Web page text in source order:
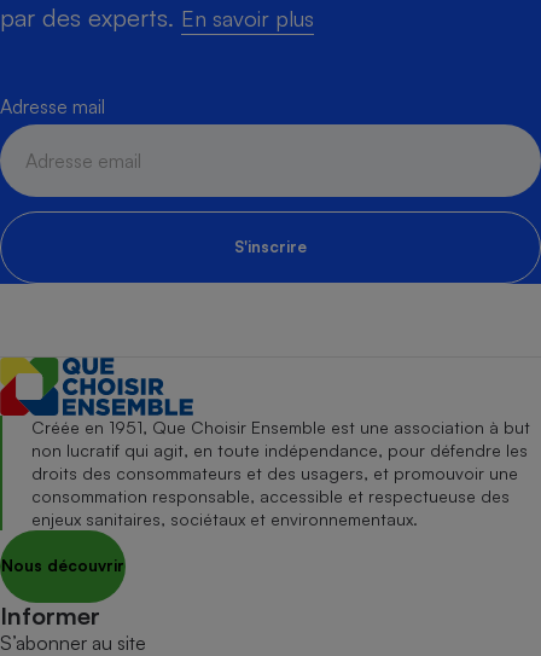
par des experts. En savoir plus
Adresse mail
S'inscrire
Créée en 1951, Que Choisir Ensemble est une association à but
non lucratif qui agit, en toute indépendance, pour défendre les
droits des consommateurs et des usagers, et promouvoir une
consommation responsable, accessible et respectueuse des
enjeux sanitaires, sociétaux et environnementaux.
Nous découvrir
Informer
S’abonner au site